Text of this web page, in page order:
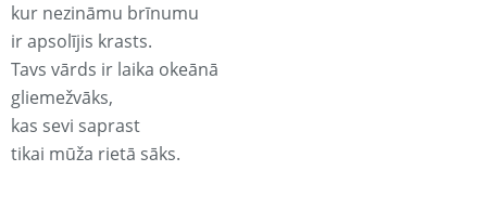
kur nezināmu brīnumu
ir apsolījis krasts.
Tavs vārds ir laika okeānā
gliemežvāks,
kas sevi saprast
tikai mūža rietā sāks.